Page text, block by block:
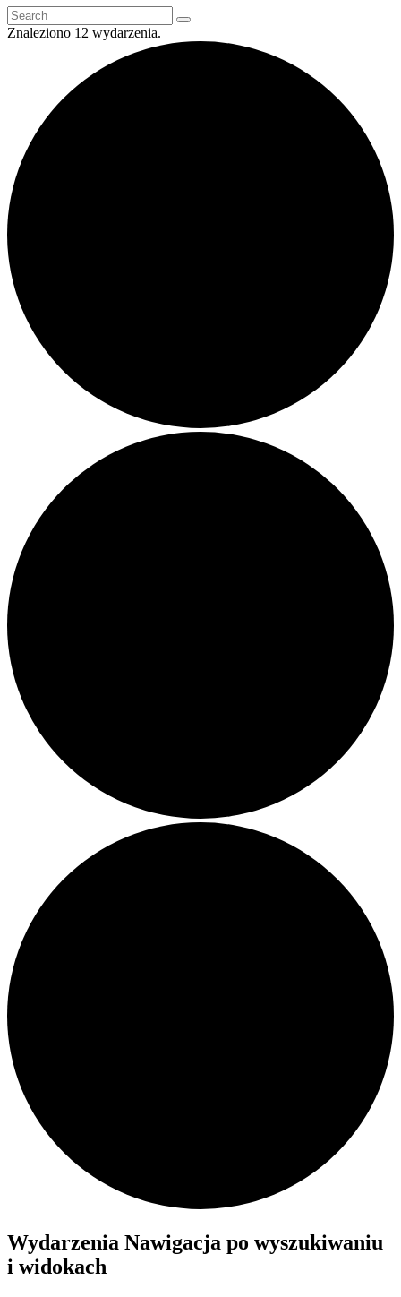
Znaleziono 12 wydarzenia.
Wydarzenia
Wydarzenia Nawigacja po wyszukiwaniu
i widokach